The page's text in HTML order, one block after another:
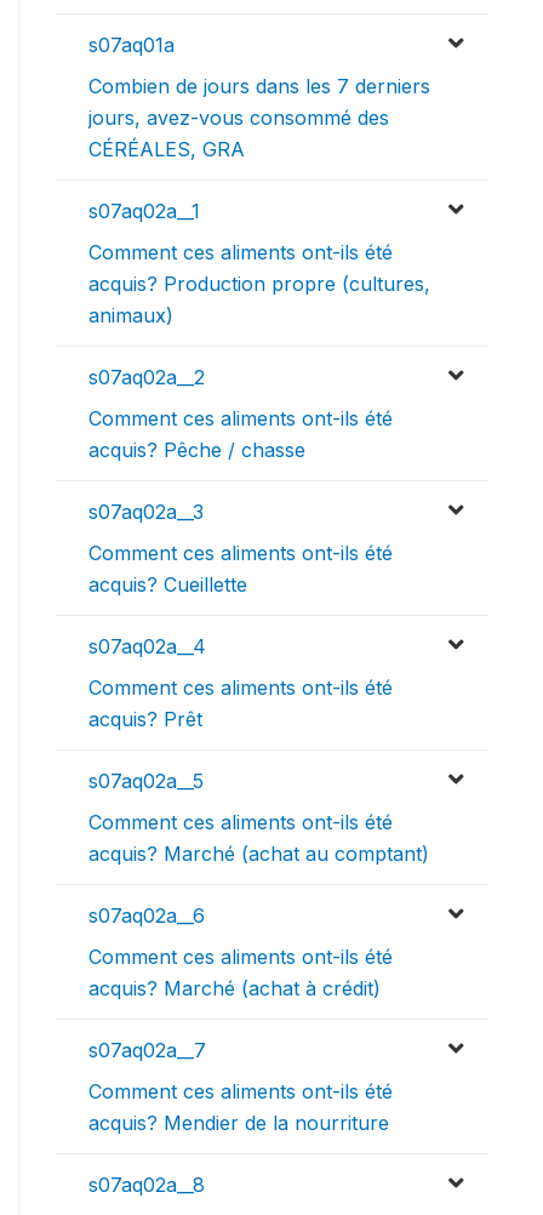
s07aq01a
Combien de jours dans les 7 derniers
jours, avez-vous consommé des
CÉRÉALES, GRA
s07aq02a__1
Comment ces aliments ont-ils été
acquis? Production propre (cultures,
animaux)
s07aq02a__2
Comment ces aliments ont-ils été
acquis? Pêche / chasse
s07aq02a__3
Comment ces aliments ont-ils été
acquis? Cueillette
s07aq02a__4
Comment ces aliments ont-ils été
acquis? Prêt
s07aq02a__5
Comment ces aliments ont-ils été
acquis? Marché (achat au comptant)
s07aq02a__6
Comment ces aliments ont-ils été
acquis? Marché (achat à crédit)
s07aq02a__7
Comment ces aliments ont-ils été
acquis? Mendier de la nourriture
s07aq02a__8